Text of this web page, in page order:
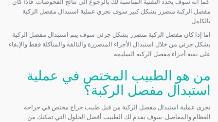
كما انه سوف يحدد التقنية المناسبة لك بالرجوع الى نتائج الفحوصات. فاذا كان
مفصل الركبة متضرر بشكل كبير سوف تجري عملية استبدال مفصل الركبة
بالكامل.
اما إذا كان مفصل الركبة متضرر بشكل جزئي سوف يتم استبدال مفصل الركبة
بشكل جزئي من خلال استبدال الأجزاء المتضررة والتالفة والمتآكلة فقط والإبقاء
على بقية أجزاء مفصل الركبة السليمة.
من هو الطبيب المختص في عملية
استبدال مفصل الركبة؟
تجرى عملية استبدال مفصل الركبة من قبل طبيب جراح مختص في جراحة
العظام والمفاصل. سوف يقدم لك الطبيب أفضل الحلول التي تمكنك من